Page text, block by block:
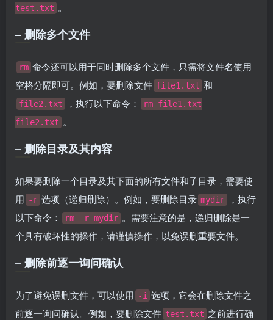
test.txt 。
– 删除多个文件
rm 命令还可以用于同时删除多个文件，只需将文件名使用
空格分隔即可。例如，要删除文件 file1.txt 和
file2.txt ，执行以下命令：
rm file1.txt
file2.txt 。
– 删除目录及其内容
如果要删除一个目录及其下面的所有文件和子目录，需要使
用 -r 选项（递归删除）。例如，要删除目录 mydir
，执行
以下命令：
rm -r mydir 。需要注意的是，递归删除是一
个具有破坏性的操作，请谨慎操作，以免误删重要文件。
– 删除前逐一询问确认
为了避免误删文件，可以使用 -i 选项，它会在删除文件之
前逐一询问确认。例如，要删除文件 test.txt 之前进行确